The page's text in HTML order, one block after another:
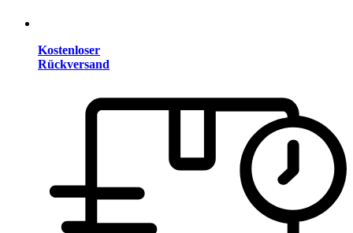
Kostenloser
Rückversand